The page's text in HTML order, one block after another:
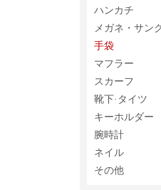
ハンカチ
メガネ・サン
手袋
マフラー
スカーフ
靴下·タイツ
キーホルダー
腕時計
ネイル
その他